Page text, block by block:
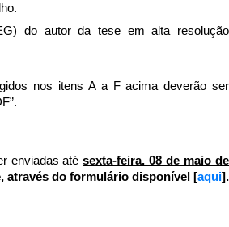
do autor da tese em alta resolução
nos itens A a F acima deverão ser
enviadas até sexta-feira, 08 de maio de
através do formulário disponível [aqui].